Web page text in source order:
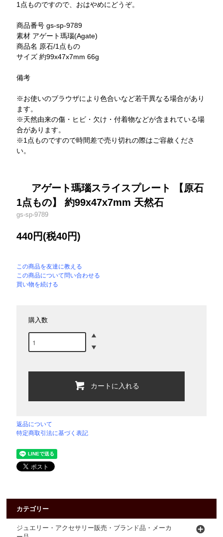
1点ものですので、おはやめにどうぞ。
商品番号 gs-sp-9789
素材 アゲート瑪瑙(Agate)
商品名 原石/1点もの
サイズ 約99x47x7mm 66g
備考
※お使いのブラウザにより色合いなど若干異なる場合があり
ます。
※天然由来の傷・ヒビ・欠け・付着物などが含まれている場
合があります。
※1点ものですので時間差で売り切れの際はご容赦くださ
い。
アゲート瑪瑙スライスプレート 【原石
1点もの】 約99x47x7mm 天然石
gs-sp-9789
440円(税40円)
この商品を友達に教える
この商品について問い合わせる
買い物を続ける
購入数
カートに入れる
返品について
特定商取引法に基づく表記
カテゴリー
ジュエリー・アクセサリー販売・ブランド品・メーカ